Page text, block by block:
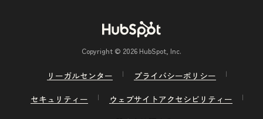
Copyright © 2026 HubSpot, Inc.
リーガルセンター
プライバシーポリシー
セキュリティー
ウェブサイトアクセシビリティー